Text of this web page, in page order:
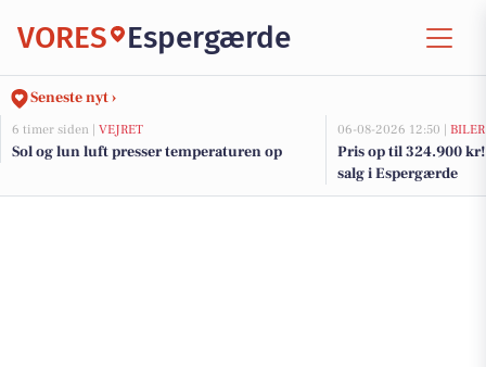
VORES Espergærde
Seneste nyt ›
6 timer siden | VEJRET
Sol og lun luft presser temperaturen op
06-08-2026 12:50 | BILER
Pris op til 324.900
salg i Espergærde